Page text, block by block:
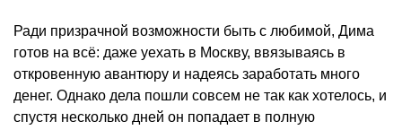
Ради призрачной возможности быть с любимой, Дима
готов на всё: даже уехать в Москву, ввязываясь в
откровенную авантюру и надеясь заработать много
денег. Однако дела пошли совсем не так как хотелось, и
спустя несколько дней он попадает в полную